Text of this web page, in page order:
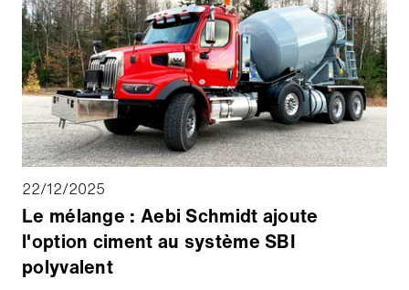
22/12/2025
Le mélange : Aebi Schmidt ajoute
l'option ciment au système SBI
polyvalent